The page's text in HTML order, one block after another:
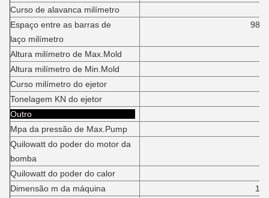
Curso de alavanca milímetro
Espaço entre as barras de
laço milímetro
Altura milímetro de Max.Mold
Altura milímetro de Min.Mold
Curso milímetro do ejetor
Tonelagem KN do ejetor
Outro
Mpa da pressão de Max.Pump
Quilowatt do poder do motor da
bomba
Quilowatt do poder do calor
Dimensão m da máquina